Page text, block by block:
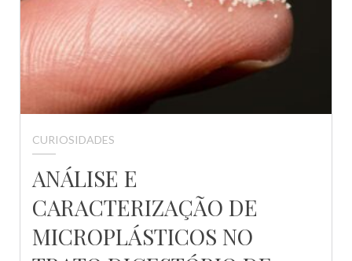
CURIOSIDADES
ANÁLISE E
CARACTERIZAÇÃO DE
MICROPLÁSTICOS NO